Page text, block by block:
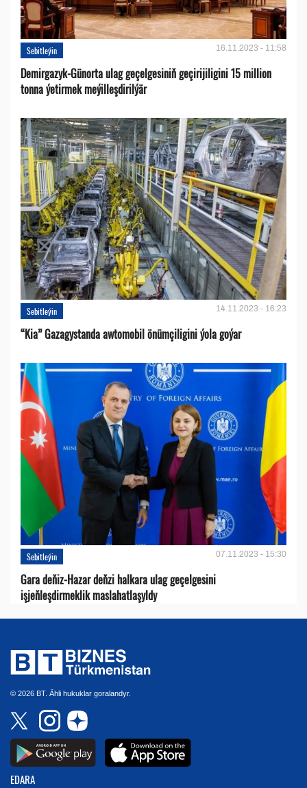
Sebitleýin 16.11.2023 - 11:58
Demirgazyk-Günorta ulag geçelgesiniň geçirijiligini 15 million
tonna ýetirmek meýilleşdirilýär
Sebitleýin 14.11.2023 - 16:23
“Kia” Gazagystanda awtomobil önümçiligini ýola goýar
Sebitleýin 07.11.2023 - 15:30
Gara deňiz-Hazar deňzi halkara ulag geçelgesini
işjeňleşdirmeklik maslahatlaşyldy
© 2026 BT. Ähli hukuklar goralandyr.
EDARA